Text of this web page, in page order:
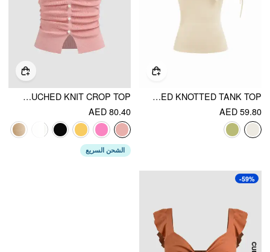
ASYMMETRICAL NECK DRAPED KNOTTED TANK TOP
AED 59.80
FAUX PEARL SPLIT RUCHED KNIT CROP TOP
AED 80.40
الشحن السريع
-59%